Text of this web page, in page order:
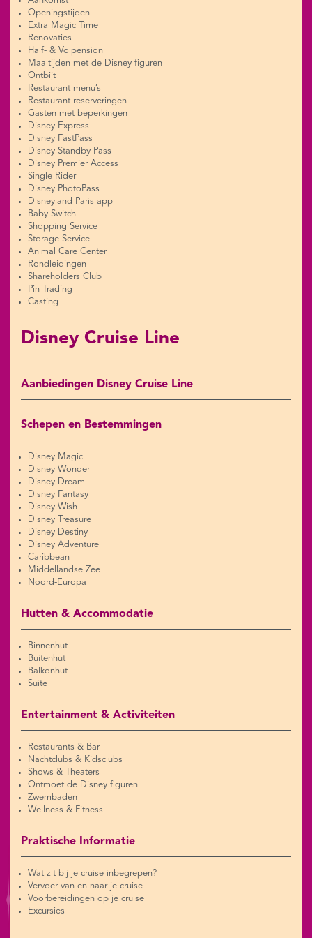
Openingstijden
Extra Magic Time
Renovaties
Half- & Volpension
Maaltijden met de Disney figuren
Ontbijt
Restaurant menu’s
Restaurant reserveringen
Gasten met beperkingen
Disney Express
Disney FastPass
Disney Standby Pass
Disney Premier Access
Single Rider
Disney PhotoPass
Disneyland Paris app
Baby Switch
Shopping Service
Storage Service
Animal Care Center
Rondleidingen
Shareholders Club
Pin Trading
Casting
Disney Cruise Line
Aanbiedingen Disney Cruise Line
Schepen en Bestemmingen
Disney Magic
Disney Wonder
Disney Dream
Disney Fantasy
Disney Wish
Disney Treasure
Disney Destiny
Disney Adventure
Caribbean
Middellandse Zee
Noord-Europa
Hutten & Accommodatie
Binnenhut
Buitenhut
Balkonhut
Suite
Entertainment & Activiteiten
Restaurants & Bar
Nachtclubs & Kidsclubs
Shows & Theaters
Ontmoet de Disney figuren
Zwembaden
Wellness & Fitness
Praktische Informatie
Wat zit bij je cruise inbegrepen?
Vervoer van en naar je cruise
Voorbereidingen op je cruise
Excursies